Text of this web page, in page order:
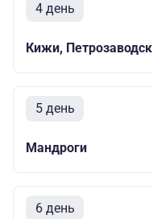
4 день
Кижи, Петрозаводск
5 день
Мандроги
6 день